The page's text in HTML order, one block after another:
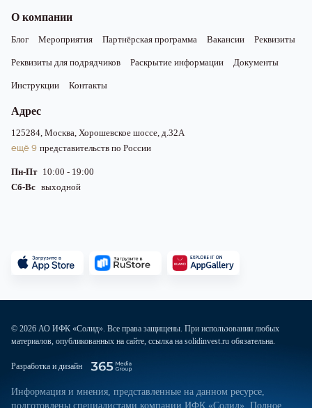
О компании
Блог Мероприятия Партнёрская программа Вакансии Реквизиты
Реквизиты для подрядчиков Раскрытие информации Документы
Инструкции Контакты
Адрес
125284, Москва, Хорошевское шоссе, д.32А
ещё 9 представительств по России
Пн-Пт 10:00 - 19:00
Сб-Вс выходной
© 2026 АО ИФК «Солид». Все права защищены. При использовании любых
материалов, опубликованных на сайте, ссылка на solidinvest.ru обязательна.
Разработка и дизайн
Информация и мнения, представленные на данном ресурсе,
подготовлены специалистами компании ИФК «Солид». Полное